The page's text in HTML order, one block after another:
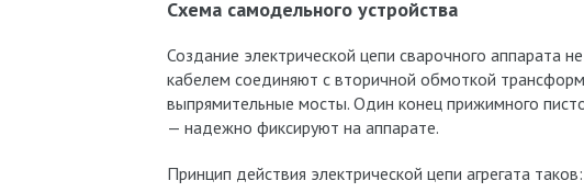
Схема самодельного устройства
Создание электрической цепи сварочного аппарата
кабелем соединяют с вторичной обмоткой
выпрямительные мосты. Один конец прижимного
— надежно фиксируют на аппарате.
Принцип действия электрической цепи агрегата таков: